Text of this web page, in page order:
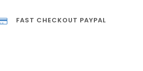
FAST CHECKOUT PAYPAL